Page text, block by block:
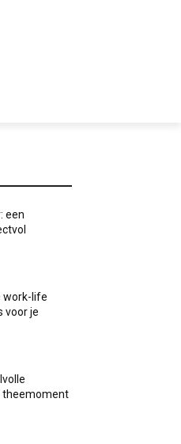
een
work-life
voor je
theemoment